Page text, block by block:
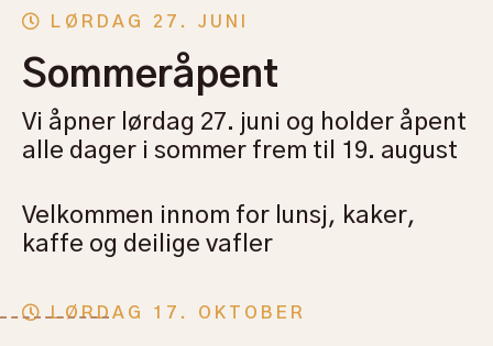
LØRDAG 27. JUNI
Sommeråpent
Vi åpner lørdag 27. juni og holder åpent
alle dager i sommer frem til 19. august
Velkommen innom for lunsj, kaker,
kaffe og deilige vafler
LØRDAG 17. OKTOBER